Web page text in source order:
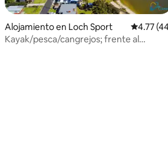
4.96 de 5, 85 reseñas
Alojamiento en Loch Sport
4.77
Kayak/pesca/cangrejos; frente al